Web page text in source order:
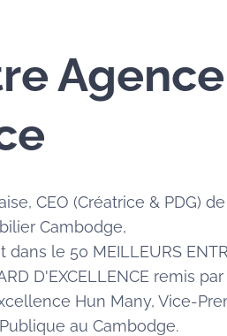
CEO (Créatrice & PDG)
Cambodge,
le 50 MEILLEURS
D'EXCELLENCE remis
Hun Many, Vice-
au Cambodge.